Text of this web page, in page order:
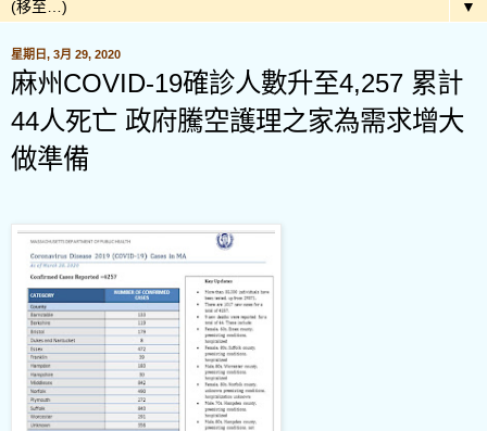
▼
星期日, 3月 29, 2020
麻州COVID-19確診人數升至4,257 累計
44人死亡 政府騰空護理之家為需求增大
做準備